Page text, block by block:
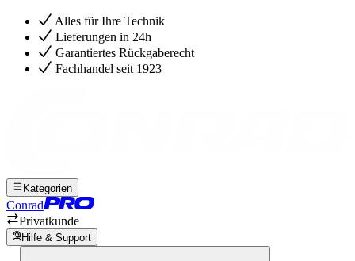
Alles für Ihre Technik
Lieferungen in 24h
Garantiertes Rückgaberecht
Fachhandel seit 1923
Kategorien
Conrad
Privatkunde
Hilfe & Support